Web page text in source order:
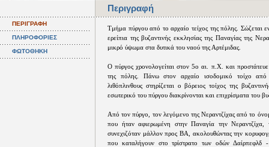
Περιγραφή
ΠΕΡΙΓΡΑΦΗ
ΠΛΗΡΟΦΟΡΙΕΣ
ΦΩΤΟΘΗΚΗ
Τμήμα πύργου από το αρχαίο τείχος της πόλης. Σώζεται
ερείπια της βυζαντινής εκκλησίας της Παναγίας της
μικρό ύψωμα στα δυτικά του ναού της Αρτέμιδας.
Ο πύργος χρονολογείται στον 5ο αι. π.Χ. και προστάτευε
της πόλης. Πάνω στον αρχαίο ισοδομικό τοίχο από
λιθόπλινθους στηρίζεται ο βόρειος τοίχος της
εσωτερικό του πύργου διακρίνονται και επιχρίσματα του
Από τον πύργο, τον λεγόμενο της Νεραντζίχας από το
που ήταν αφιερωμένη στην Παναγία την Νεραντζίχα,
συνεχιζόταν μάλλον προς ΒΑ, ακολουθώντας την
που καταλήγουν στο τρίστρατο των οδών